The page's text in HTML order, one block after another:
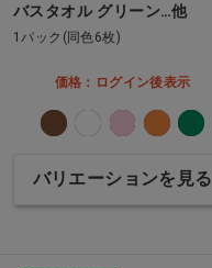
バスタオル グリーン…他
1パック(同色6枚)
価格：ログイン後表示
バリエーションを見る